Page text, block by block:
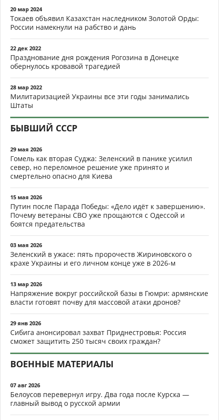
20 мар 2024
Токаев объявил Казахстан наследником Золотой Орды:
России намекнули на рабство и дань
22 дек 2022
Празднование дня рождения Рогозина в Донецке
обернулось кровавой трагедией
28 мар 2022
Милитаризацией Украины все эти годы занимались
Штаты
БЫВШИЙ СССР
29 мая 2026
Гомель как вторая Суджа: Зеленский в панике усилил
север, но переломное решение уже принято и
смертельно опасно для Киева
15 мая 2026
Путин после Парада Победы: «Дело идёт к завершению».
Почему ветераны СВО уже прощаются с Одессой и
боятся предательства
03 мая 2026
Зеленский в ужасе: пять пророчеств Жириновского о
крахе Украины и его личном конце уже в 2026-м
13 мар 2026
Напряжение вокруг российской базы в Гюмри: армянские
власти готовят почву для массовой атаки дронов?
29 янв 2026
Сибига анонсировал захват Приднестровья: Россия
сможет защитить 250 тысяч своих граждан?
ВОЕННЫЕ МАТЕРИАЛЫ
07 авг 2026
Белоусов перевернул игру. Два года после Курска —
главный вывод о русской армии